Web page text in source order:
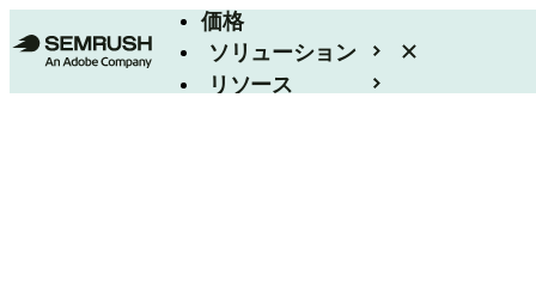
価格
ソリューション
リソース